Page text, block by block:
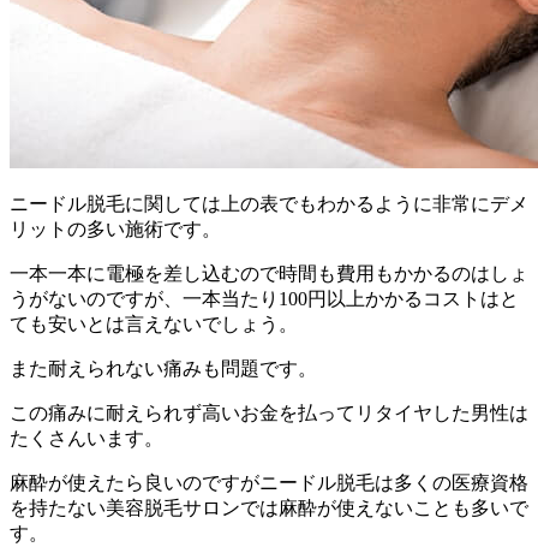
ニードル脱毛に関しては上の表でもわかるように非常にデメ
リットの多い施術です。
一本一本に電極を差し込むので時間も費用もかかるのはしょ
うがないのですが、 一本当たり100円以上かかるコストはと
ても安いとは言えないでしょう。
また耐えられない痛みも問題です。
この痛みに耐えられず高いお金を払ってリタイヤした男性は
たくさんいます。
麻酔が使えたら良いのですがニードル脱毛は多くの医療資格
を持たない美容脱毛サロンでは麻酔が使えないことも多いで
す。